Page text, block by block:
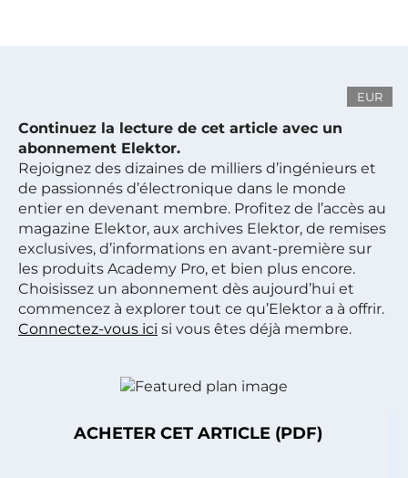
EUR
Continuez la lecture de cet article avec un
abonnement Elektor.
Rejoignez des dizaines de milliers d’ingénieurs et
de passionnés d’électronique dans le monde
entier en devenant membre. Profitez de l’accès au
magazine Elektor, aux archives Elektor, de remises
exclusives, d’informations en avant-première sur
les produits Academy Pro, et bien plus encore.
Choisissez un abonnement dès aujourd’hui et
commencez à explorer tout ce qu’Elektor a à offrir.
Connectez-vous ici si vous êtes déjà membre.
ACHETER CET ARTICLE (PDF)